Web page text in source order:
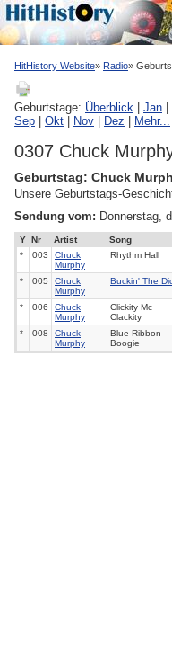
HitHistory Website Radio
Geburtstage: Überblick Jan
Sep
Okt Nov Dez Mehr...
0307 Chuck
Geburtstag: Chuck
Unsere Geburtstags-
Sendung vom: Donnerstag,
Y Nr Artist Song
*
003
Chuck
Murphy
Rhythm Hall
* 005
Chuck
Murphy
Buckin' The
* 006
Chuck
Murphy
Clickity Mc
Clackity
* 008
Chuck
Murphy
Blue Ribbon
Boogie